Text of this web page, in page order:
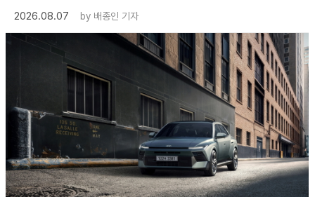
2026.08.07
by 배종인 기자